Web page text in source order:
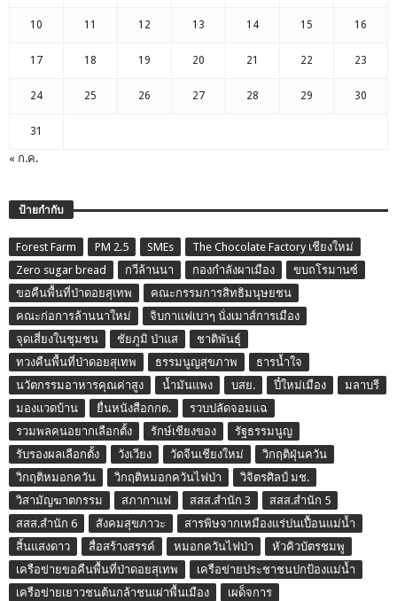
10 11 12 13 14 15 16
17 18 19 20 21 22 23
24 25 26 27 28 29 30
31
« ก.ค.
ป้ายกำกับ
Forest Farm PM 2.5 SMEs
The Chocolate Factory เชียงใหม่
Zero sugar bread
กวีล้านนา กองกำลังผาเมือง
ขบถโรมานซ์
ขอคืนพื้นที่ป่าดอยสุเทพ
คณะกรรมการสิทธิมนุษยชน
คณะก่อการล้านนาใหม่
จิบกาแฟเบาๆ นั่งเมาส์การเมือง
จุดเสี่ยงในชุมชน
ชัยภูมิ ป่าแส
ชาติพันธุ์
ทวงคืนพื้นที่ป่าดอยสุเทพ
ธรรมนูญสุขภาพ
ธารน้ำใจ
นวัตกรรมอาหารคุณค่าสูง
น้ำมันแพง บสย. ปี๋ใหม่เมือง
มลาบรี
มองแวดบ้าน
ยื่นหนังสือกกต.
รวบปลัดจอมแฉ
รวมพลคนอยากเลือกตั้ง
รักษ์เชียงของ
รัฐธรรมนูญ
รับรองผลเลือกตั้ง
วังเวียง วัดจีนเชียงใหม่
วิกฤติฝุ่นควัน
วิกฤติหมอกควัน
วิกฤติหมอกควันไฟป่า
วิจิตรศิลป์ มช.
วิสามัญฆาตกรรม
สภากาแฟ สสส.สำนัก 3
สสส.สำนัก 5
สสส.สำนัก 6
สังคมสุขภาวะ
สารพิษจากเหมืองแร่ปนเปื้อนแม่น้ำ
สิ้นแสงดาว
สื่อสร้างสรรค์ หมอกควันไฟป่า
หัวคิวบัตรชมพู
เครือข่ายขอคืนพื้นที่ป่าดอยสุเทพ
เครือข่ายประชาชนปกป้องแม่น้ำ
เครือข่ายเยาวชนต้นกล้าชนเผ่าพื้นเมือง
เผด็จการ